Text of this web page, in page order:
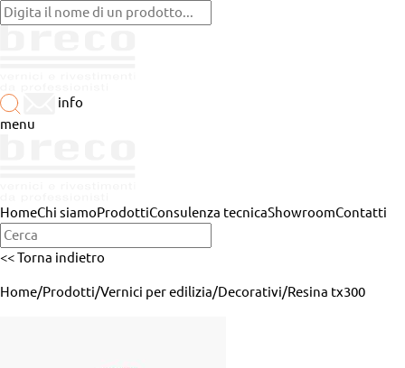
info
menu
HomeChi siamoProdottiConsulenza tecnicaShowroomContatti
<< Torna indietro
Home/Prodotti/Vernici per edilizia/Decorativi/Resina tx300